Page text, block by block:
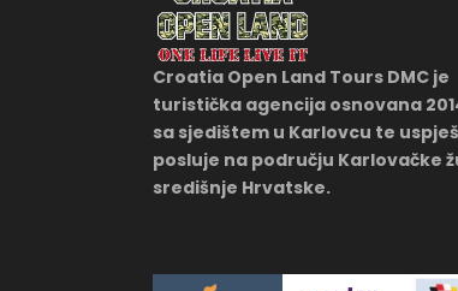
Croatia Open Land Tours DMC je
turistička agencija osnovana
sa sjedištem u Karlovcu te
posluje na području Karlovačke
središnje Hrvatske.